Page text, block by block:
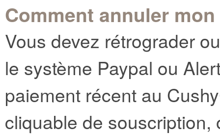
Comment annuler
Vous devez rétrograder
le système Paypal ou
paiement récent au
cliquable de